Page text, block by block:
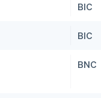
BIC
BIC
BNC